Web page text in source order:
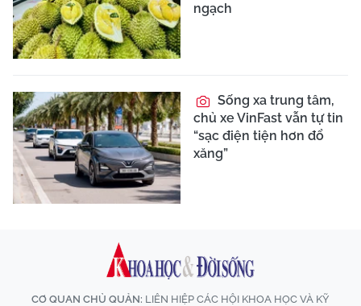
ngạch
Sống xa trung tâm,
chủ xe VinFast vẫn tự tin
“sạc điện tiện hơn đổ
xăng”
CƠ QUAN CHỦ QUẢN: LIÊN HIỆP CÁC HỘI KHOA HỌC VÀ KỸ